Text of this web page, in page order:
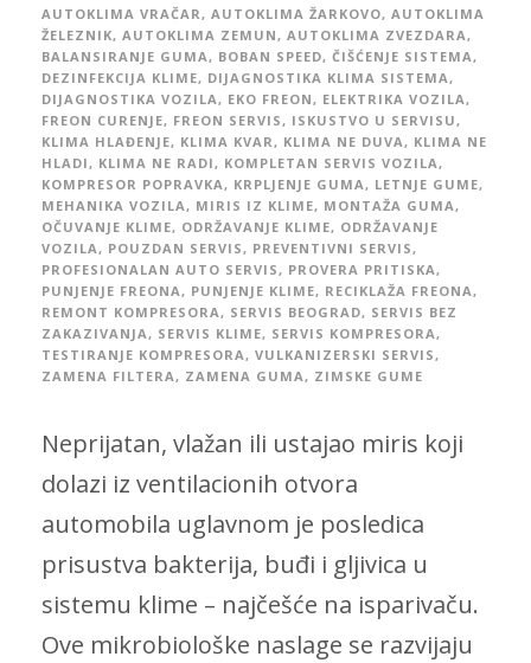
AUTOKLIMA VRAČAR, AUTOKLIMA ŽARKOVO, AUTOKLIMA
ŽELEZNIK, AUTOKLIMA ZEMUN, AUTOKLIMA ZVEZDARA,
BALANSIRANJE GUMA, BOBAN SPEED, ČIŠĆENJE SISTEMA,
DEZINFEKCIJA KLIME, DIJAGNOSTIKA KLIMA SISTEMA,
DIJAGNOSTIKA VOZILA, EKO FREON, ELEKTRIKA VOZILA,
FREON CURENJE, FREON SERVIS, ISKUSTVO U SERVISU,
KLIMA HLAĐENJE, KLIMA KVAR, KLIMA NE DUVA, KLIMA NE
HLADI, KLIMA NE RADI, KOMPLETAN SERVIS VOZILA,
KOMPRESOR POPRAVKA, KRPLJENJE GUMA, LETNJE GUME,
MEHANIKA VOZILA, MIRIS IZ KLIME, MONTAŽA GUMA,
OČUVANJE KLIME, ODRŽAVANJE KLIME, ODRŽAVANJE
VOZILA, POUZDAN SERVIS, PREVENTIVNI SERVIS,
PROFESIONALAN AUTO SERVIS, PROVERA PRITISKA,
PUNJENJE FREONA, PUNJENJE KLIME, RECIKLAŽA FREONA,
REMONT KOMPRESORA, SERVIS BEOGRAD, SERVIS BEZ
ZAKAZIVANJA, SERVIS KLIME, SERVIS KOMPRESORA,
TESTIRANJE KOMPRESORA, VULKANIZERSKI SERVIS,
ZAMENA FILTERA, ZAMENA GUMA, ZIMSKE GUME
Neprijatan, vlažan ili ustajao miris koji
dolazi iz ventilacionih otvora
automobila uglavnom je posledica
prisustva bakterija, buđi i gljivica u
sistemu klime – najčešće na isparivaču.
Ove mikrobiološke naslage se razvijaju